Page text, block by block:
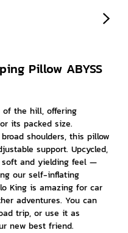
Pillow ABYSS
of the hill, offering
its packed size.
shoulders, this pillow
support. Upcycled,
soft and yielding feel —
our self-inflating
King is amazing for car
adventures. You can
trip, or use it as
new best friend.